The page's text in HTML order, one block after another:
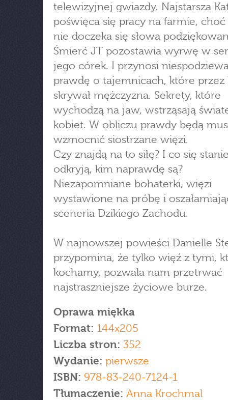
telewizyjnej gwiazdy. Najstarsza
poświęca się pracy na farmie,
nie doczeka się słowa
Śmierć JT pozostawia wyrwę w
jego córek. I przynosi
prawdę o tajemnicach, które przez
skrywał mężczyzna. Sekrety, które
wychodzą na jaw, wstrząsają
kobiet. W obliczu prawdy będą
wzmocnić siostrzane więzi.
Czy znajdą na to siłę? I co się
odkryją, kim naprawdę są?
Niezapomniane bohaterki, więzi
wystawione na próbę i
sceneria Dzikiego Zachodu.
W najnowszej powieści Danielle
przypomina, że tylko więź z tymi,
kochamy, pozwala nam przetrwać
najstraszniejsze życiowe burze.
Oprawa miękka
Format: 144x205
Liczba stron: 352
Wydanie: pierwsze
ISBN: 978-83-240-7124-1
Tłumaczenie: Anna Krochmal